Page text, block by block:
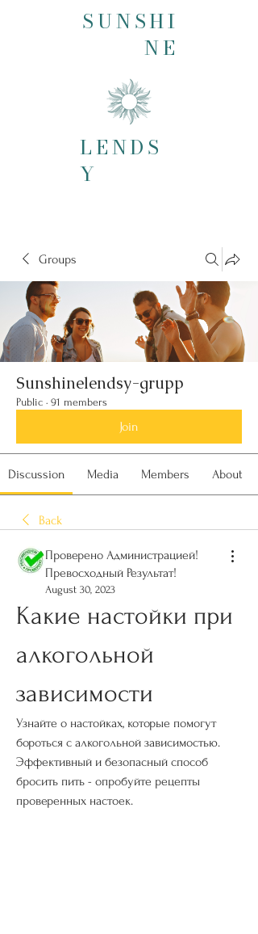
SUNSHI
NE
LENDS
Y
Groups
Sunshinelendsy-grupp
Public · 91 members
Join
Discussion Media Members About
Back
Проверено Администрацией!
Превосходный Результат!
August 30, 2023
Какие настойки при
алкогольной
зависимости
Узнайте о настойках, которые помогут
бороться с алкогольной зависимостью.
Эффективный и безопасный способ
бросить пить - опробуйте рецепты
проверенных настоек.